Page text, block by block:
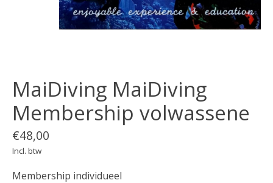
MaiDiving MaiDiving
Membership volwassene
€48,00
Incl. btw
Membership individueel